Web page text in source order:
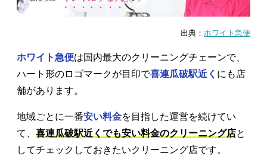
出典： ホワイト急便
ホワイト急便は国内最大のクリーニングチェーンで、
ハート形のロゴマークが目印で喜連瓜破駅近く にも店
舗があります。
地域ごとに一番安い料金を目指した運営を続けてい
て、 喜連瓜破駅近くでも安い料金のクリーニング店と
してチェックしておきたいクリーニング店です。